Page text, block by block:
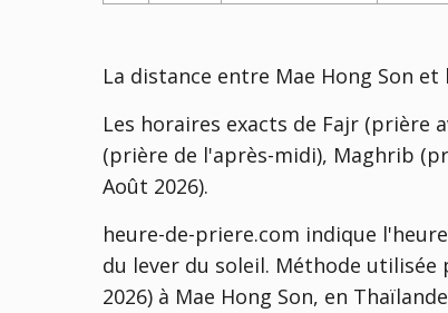
La distance entre Mae Hong Son et
Les horaires exacts de Fajr (prière
(prière de l'après-midi), Maghrib
Août 2026).
heure-de-priere.com indique
du lever du soleil. Méthode
2026) à Mae Hong Son, en